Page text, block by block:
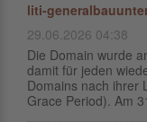
liti-
29.06.2026 04:38
Die Domain wurde
damit für jeden
Domains nach ihrer
Grace Period). Am